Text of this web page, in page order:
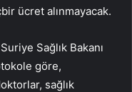
ücret alınmayacak.
Sağlık Bakanı
göre,
sağlık